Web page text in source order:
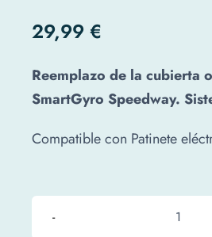
29,99 €
Reemplazo de la cubierta
SmartGyro Speedway.
Compatible con Patinete